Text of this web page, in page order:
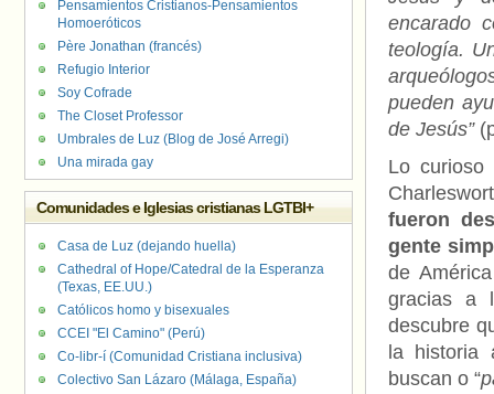
encarado
teología.
pueden
de Jesús”
Lo
fueron
gente
de
gracias a
descubre
la historia
buscan o “
Pensamientos Cristianos-Pensamientos
Homoeróticos
Père Jonathan (francés)
Refugio Interior
Soy Cofrade
The Closet Professor
Umbrales de Luz (Blog de José Arregi)
Una mirada gay
Comunidades e Iglesias cristianas LGTBI+
Casa de Luz (dejando huella)
Cathedral of Hope/Catedral de la Esperanza
(Texas, EE.UU.)
Católicos homo y bisexuales
CCEI "El Camino" (Perú)
Co-libr-í (Comunidad Cristiana inclusiva)
Colectivo San Lázaro (Málaga, España)